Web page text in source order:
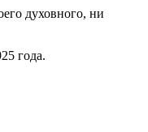
духовного, ни
года.